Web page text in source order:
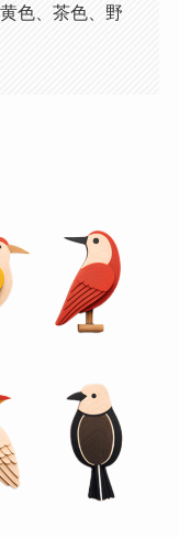
色、茶色、野